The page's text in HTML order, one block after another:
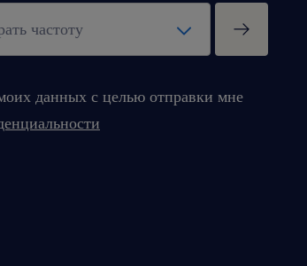
данных с целью отправки мне